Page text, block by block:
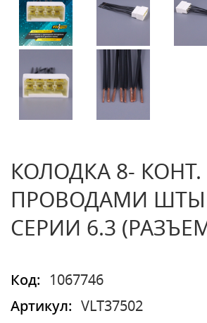
КОЛОДКА 8- КОНТ.
ПРОВОДАМИ
СЕРИИ 6.3
Код:
1067746
Артикул:
VLT37502